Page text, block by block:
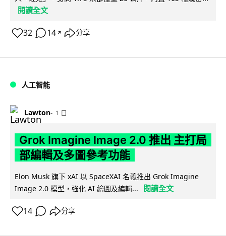
閱讀全文
32 14 ↗ 分享
人工智能
Lawton 1 日
Grok Imagine Image 2.0 推出 主打局
部編輯及多圖參考功能
Elon Musk 旗下 xAI 以 SpaceXAI 名義推出 Grok Imagine
Image 2.0 模型，強化 AI 繪圖及編輯...
閱讀全文
14 分享